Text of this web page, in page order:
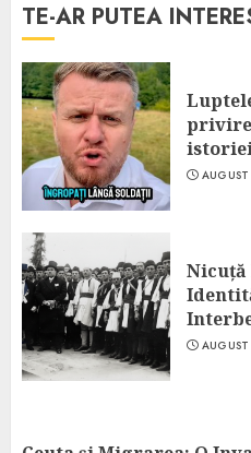
TE-AR PUTEA
Nicuță